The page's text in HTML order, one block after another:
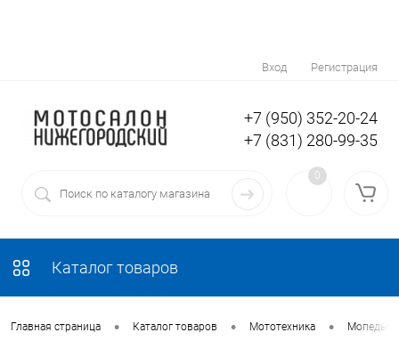
Вход Регистрация
+7 (950) 352-20-24
+7 (831) 280-99-35
0
Каталог товаров
Главная страница • Каталог товаров • Мототехника • Мопеды